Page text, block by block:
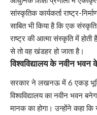
सांस्कृतिक कार्यकर्ता राष्ट्र-
साबित भी किया है कि एक
राष्ट्र की आत्मा संस्कृति में
से तो वह खंडहर हो जाता है।
विश्वविद्यालय के नवीन
सरकार ने लखनऊ में 6 एकड़
विश्वविद्यालय का नवीन भवन
मानक का होगा। उन्होंने कहा